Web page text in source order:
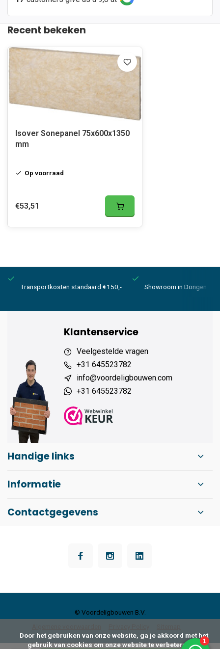
Recent bekeken
Isover Sonepanel 75x600x1350
mm
Op voorraad
€53,51
Transportkosten standaard €150,- Showroom in Dongen
Klantenservice
Veelgestelde vragen
+31 645523782
info@voordeligbouwen.com
+31 645523782
Handige links
Informatie
Contactgegevens
© Voordeligbouwen B.V.
gebruik van cookies om onze website te verbeteren.